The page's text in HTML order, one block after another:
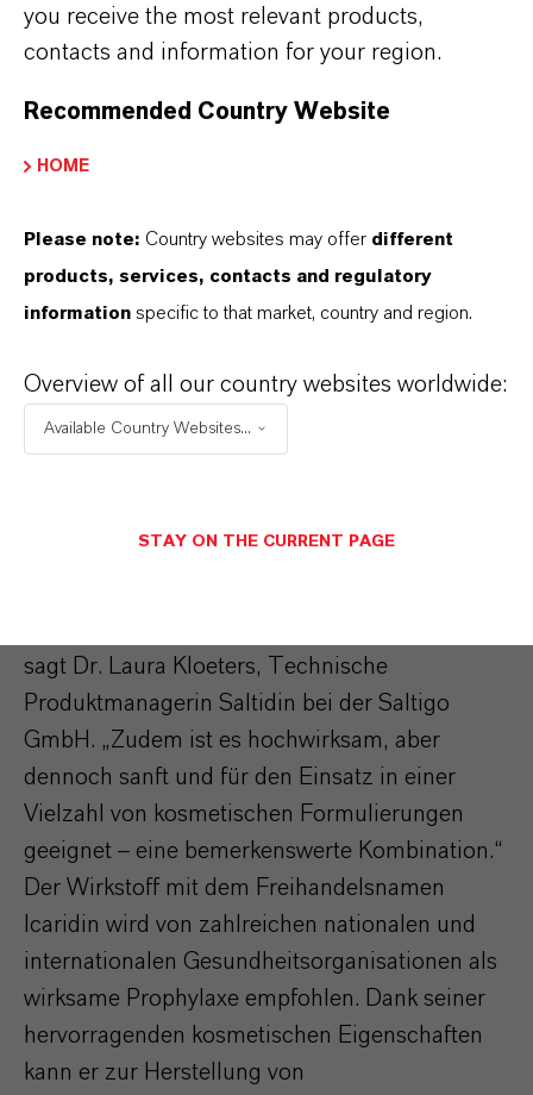
sanfter Schutz vor
Insektenschutzmitteln interessant, sondern
auch für Anbieter von Kosmetika, die ein
wirksames und gut verträgliches Healthcare-
sagt Dr. Laura Kloeters, Technische
Produktmanagerin Saltidin bei der Saltigo
GmbH. „Zudem ist es hochwirksam, aber
dennoch sanft und für den Einsatz in einer
Vielzahl von kosmetischen Formulierungen
geeignet – eine bemerkenswerte Kombination.“
Der Wirkstoff mit dem Freihandelsnamen
Icaridin wird von zahlreichen nationalen und
internationalen Gesundheitsorganisationen als
wirksame Prophylaxe empfohlen. Dank seiner
hervorragenden kosmetischen Eigenschaften
kann er zur Herstellung von
you receive the most relevant products,
contacts and information for your region.
Recommended Country Website
HOME
Please note: Country websites may offer different
products, services, contacts and regulatory
information specific to that market, country and region.
Overview of all our country websites worldwide:
Available Country Websites...
STAY ON THE CURRENT PAGE